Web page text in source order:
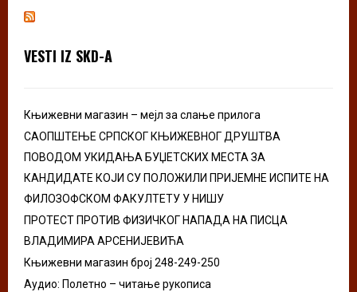
h
r
VESTI IZ SKD-A
Књижевни магазин – мејл за слање прилога
САОПШТЕЊЕ СРПСКОГ КЊИЖЕВНОГ ДРУШТВА
ПОВОДОМ УКИДАЊА БУЏЕТСКИХ МЕСТА ЗА
КАНДИДАТЕ КОЈИ СУ ПОЛОЖИЛИ ПРИЈЕМНЕ ИСПИТЕ НА
ФИЛОЗОФСКОМ ФАКУЛТЕТУ У НИШУ
ПРОТЕСТ ПРОТИВ ФИЗИЧКОГ НАПАДА НА ПИСЦА
ВЛАДИМИРА АРСЕНИЈЕВИЋА
Књижевни магазин број 248-249-250
Аудио: Полетно – читање рукописа